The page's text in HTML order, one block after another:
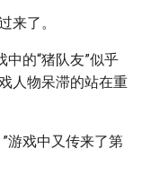
来了。
中的“猪队友”似乎
人物呆滞的站在重
游戏中又传来了第